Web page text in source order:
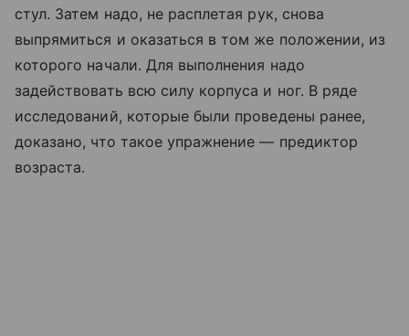
стул. Затем надо, не расплетая рук, снова
выпрямиться и оказаться в том же положении, из
которого начали. Для выполнения надо
задействовать всю силу корпуса и ног. В ряде
исследований, которые были проведены ранее,
доказано, что такое упражнение — предиктор
возраста.